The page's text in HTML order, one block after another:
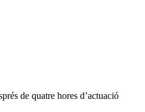
de quatre hores d’actuació